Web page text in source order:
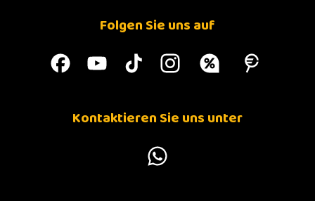
Folgen Sie uns auf
Kontaktieren Sie uns unter